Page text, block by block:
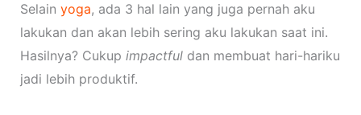
Selain yoga, ada 3 hal lain yang juga pernah aku
lakukan dan akan lebih sering aku lakukan saat ini.
Hasilnya? Cukup impactfuldan membuat hari-hariku
jadi lebih produktif.